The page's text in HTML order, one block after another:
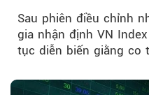
Sau phiên điều chỉnh
gia nhận định VN
tục diễn biến giằng co